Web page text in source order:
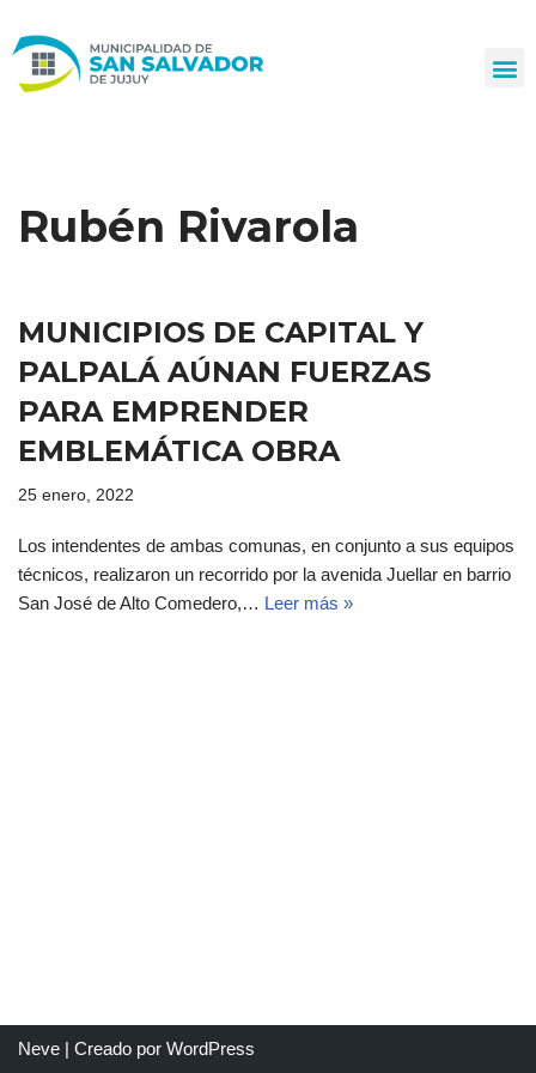
al
Rubén Rivarola
MUNICIPIOS DE CAPITAL Y
PALPALÁ AÚNAN FUERZAS
PARA EMPRENDER
EMBLEMÁTICA OBRA
25 enero, 2022
Los intendentes de ambas comunas, en conjunto a sus equipos
técnicos, realizaron un recorrido por la avenida Juellar en barrio
San José de Alto Comedero,… Leer más »
Neve | Creado por WordPress